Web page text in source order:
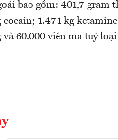
bao gồm: 401,7 gram
cocain; 1.471 kg
và 60.000 viên ma tuý